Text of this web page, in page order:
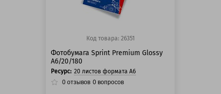
Код товара: 26351
Фотобумага Sprint Premium Glossy
A6/20/180
Ресурс: 20 листов формата А6
0 отзывов 0 вопросов